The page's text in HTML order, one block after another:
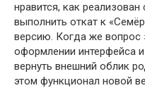
нравится, как
выполнить откат к
версию. Когда же вопрос
оформлении интерфейса
вернуть внешний облик
этом функционал новой